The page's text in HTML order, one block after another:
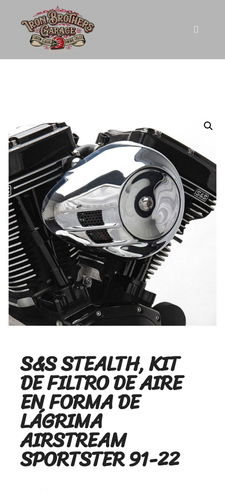
S&S STEALTH, KIT
DE FILTRO DE AIRE
EN FORMA DE
LÁGRIMA
AIRSTREAM
SPORTSTER 91-22